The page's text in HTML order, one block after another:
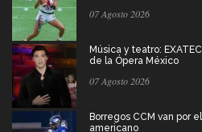
07 Agosto 2026
Música y teatro:
de la Ópera México
07 Agosto 2026
Borregos CCM van por
americano